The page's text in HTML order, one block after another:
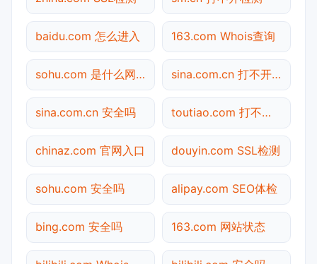
baidu.com 怎么进入 163.com Whois查询
sohu.com 是什么网站 sina.com.cn 打不开检测
sina.com.cn 安全吗 toutiao.com 打不开检测
chinaz.com 官网入口 douyin.com SSL检测
sohu.com 安全吗 alipay.com SEO体检
bing.com 安全吗 163.com 网站状态